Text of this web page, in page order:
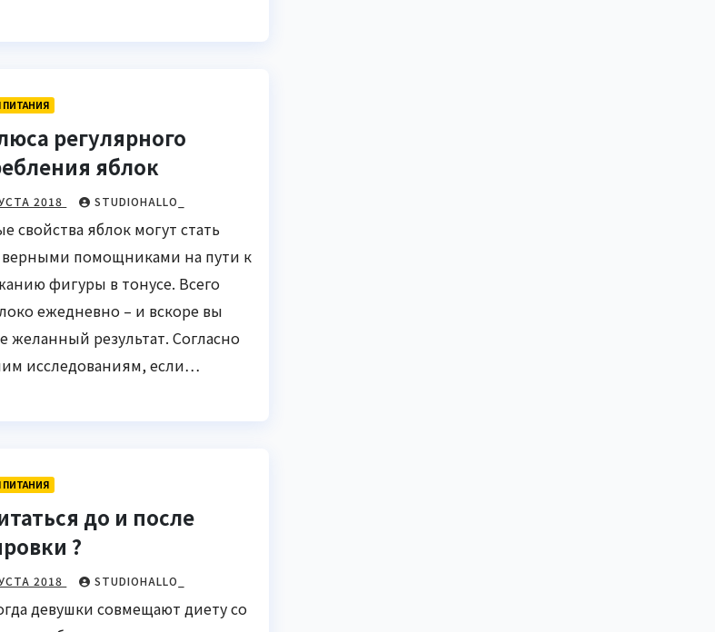
регулярного
яблок
2018 STUDIOHALLO_
свойства яблок могут стать
помощниками на пути к
фигуры в тонусе. Всего
ежедневно – и вскоре вы
желанный результат. Согласно
исследованиям, если…
до и после
?
2018 STUDIOHALLO_
девушки совмещают диету со